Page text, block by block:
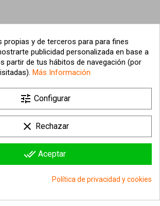
la tienda 
propias y de terceros para para fines
publicidad personalizada en base a
partir de tus hábitos de navegación (por
Más Información
tune Configurar
clear Rechazar
done_all Aceptar
Política de privacidad y cookies